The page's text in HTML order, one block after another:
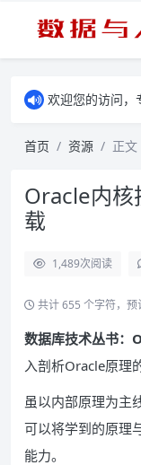
欢迎您的访问，
首页 资源 正文
Oracle内核
载
1,489次阅读
共计 655 个字符，预
数据库技术丛书：
入剖析Oracle原理
虽以内部原理为主
可以将学到的原理
能力。